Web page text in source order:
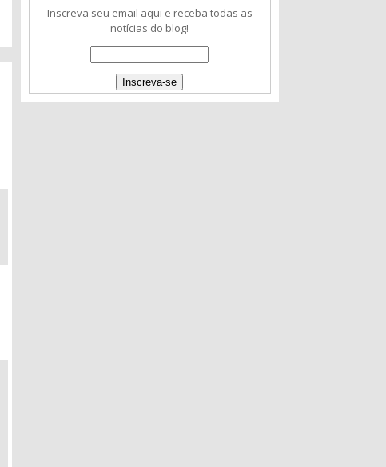
Inscreva seu email aqui e receba todas as
notícias do blog!